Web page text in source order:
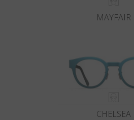
MAYFAIR
CHELSEA